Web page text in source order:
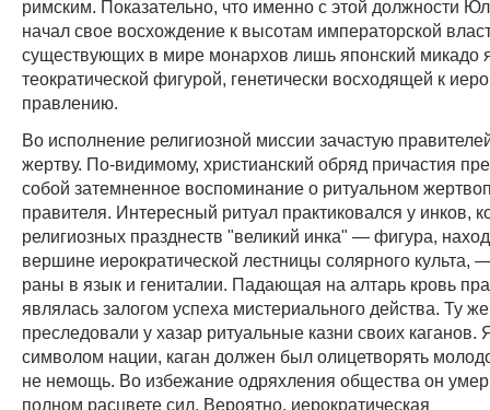
римским. Показательно, что именно с этой должности
начал свое восхождение к высотам императорской
существующих в мире монархов лишь японский микадо
теократической фигурой, генетически восходящей к
правлению.
Во исполнение религиозной миссии зачастую
жертву. По-видимому, христианский обряд причастия
собой затемненное воспоминание о ритуальном
правителя. Интересный ритуал практиковался у инков,
религиозных празднеств "великий инка" — фигура,
вершине иерократической лестницы солярного культа,
раны в язык и гениталии. Падающая на алтарь кровь
являлась залогом успеха мистериального действа. Ту
преследовали у хазар ритуальные казни своих каганов.
символом нации, каган должен был олицетворять
не немощь. Во избежание одряхления общества он
полном расцвете сил. Вероятно, иерократическая